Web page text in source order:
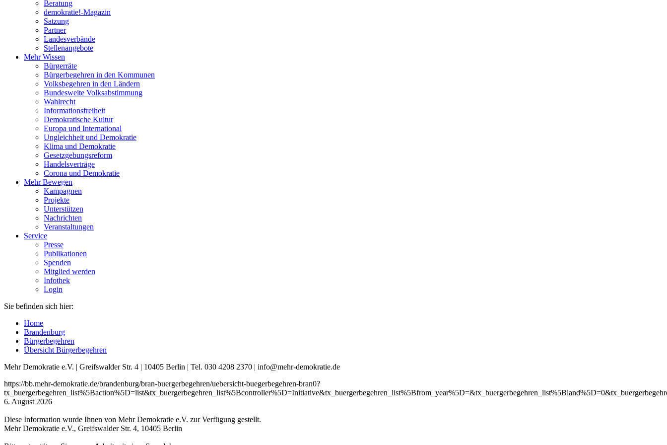
Beratung
demokratie!-Magazin
Satzung
Partner
Landesverbände
Stellenangebote
Mehr Wissen
Bürgerräte
Bürgerbegehren in den Kommunen
Volksbegehren in den Ländern
Bundesweite Volksabstimmung
Wahlrecht
Informationsfreiheit
Demokratische Kultur
Europa und International
Ungleichheit und Demokratie
Klima und Demokratie
Gesetzgebungsreform
Handelsverträge
Corona und Demokratie
Mehr Bewegen
Kampagnen
Projekte
Unterstützen
Nachrichten
Veranstaltungen
Service
Presse
Publikationen
Spenden
Mitglied werden
Infothek
Login
Sie befinden sich hier:
Home
Brandenburg
Bürgerbegehren
Übersicht Bürgerbegehren
Mehr Demokratie e.V. | Greifswalder Str. 4 | 10405 Berlin | Tel. 030 4208 2370 | info@mehr-demokratie.de
https://bb.mehr-demokratie.de/brandenburg/bran-buergerbegehren/uebersicht-buegerbegehren-bran0?
6. August 2026
Diese Information wurde Ihnen von Mehr Demokratie e.V. zur Verfügung gestellt.
Mehr Demokratie e.V., Greifswalder Str. 4, 10405 Berlin